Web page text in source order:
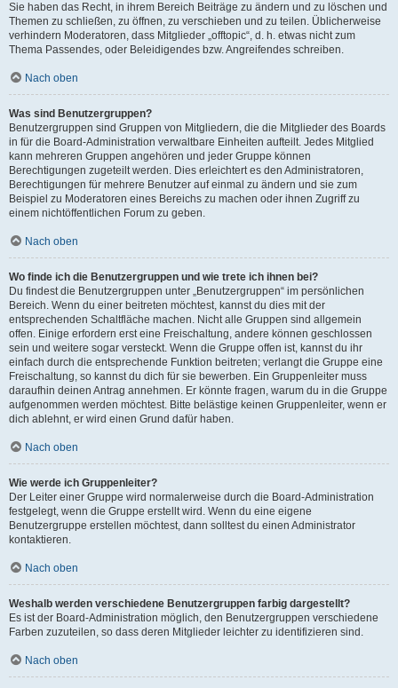
Sie haben das Recht, in ihrem Bereich Beiträge zu ändern und zu löschen und
Themen zu schließen, zu öffnen, zu verschieben und zu teilen. Üblicherweise
verhindern Moderatoren, dass Mitglieder „offtopic“, d. h. etwas nicht zum
Thema Passendes, oder Beleidigendes bzw. Angreifendes schreiben.
Nach oben
Was sind Benutzergruppen?
Benutzergruppen sind Gruppen von Mitgliedern, die die Mitglieder des Boards
in für die Board-Administration verwaltbare Einheiten aufteilt. Jedes Mitglied
kann mehreren Gruppen angehören und jeder Gruppe können
Berechtigungen zugeteilt werden. Dies erleichtert es den Administratoren,
Berechtigungen für mehrere Benutzer auf einmal zu ändern und sie zum
Beispiel zu Moderatoren eines Bereichs zu machen oder ihnen Zugriff zu
einem nichtöffentlichen Forum zu geben.
Nach oben
Wo finde ich die Benutzergruppen und wie trete ich ihnen bei?
Du findest die Benutzergruppen unter „Benutzergruppen“ im persönlichen
Bereich. Wenn du einer beitreten möchtest, kannst du dies mit der
entsprechenden Schaltfläche machen. Nicht alle Gruppen sind allgemein
offen. Einige erfordern erst eine Freischaltung, andere können geschlossen
sein und weitere sogar versteckt. Wenn die Gruppe offen ist, kannst du ihr
einfach durch die entsprechende Funktion beitreten; verlangt die Gruppe eine
Freischaltung, so kannst du dich für sie bewerben. Ein Gruppenleiter muss
daraufhin deinen Antrag annehmen. Er könnte fragen, warum du in die Gruppe
aufgenommen werden möchtest. Bitte belästige keinen Gruppenleiter, wenn er
dich ablehnt, er wird einen Grund dafür haben.
Nach oben
Wie werde ich Gruppenleiter?
Der Leiter einer Gruppe wird normalerweise durch die Board-Administration
festgelegt, wenn die Gruppe erstellt wird. Wenn du eine eigene
Benutzergruppe erstellen möchtest, dann solltest du einen Administrator
kontaktieren.
Nach oben
Weshalb werden verschiedene Benutzergruppen farbig dargestellt?
Es ist der Board-Administration möglich, den Benutzergruppen verschiedene
Farben zuzuteilen, so dass deren Mitglieder leichter zu identifizieren sind.
Nach oben